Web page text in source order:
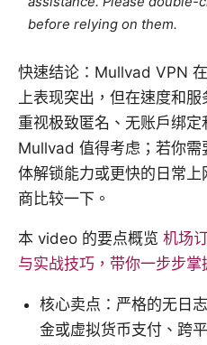
before relying on them.
快速结论：Mullvad VPN
上表现突出，但在速度和
重视极致匿名、无账户绑定
Mullvad 值得考虑；若你需
体解锁能力或更快的日常
商比较一下。
本 video 的要点概览 机场
与实战技巧，带你一步步
核心卖点：严格的无日
金或虚拟货币支付、跨